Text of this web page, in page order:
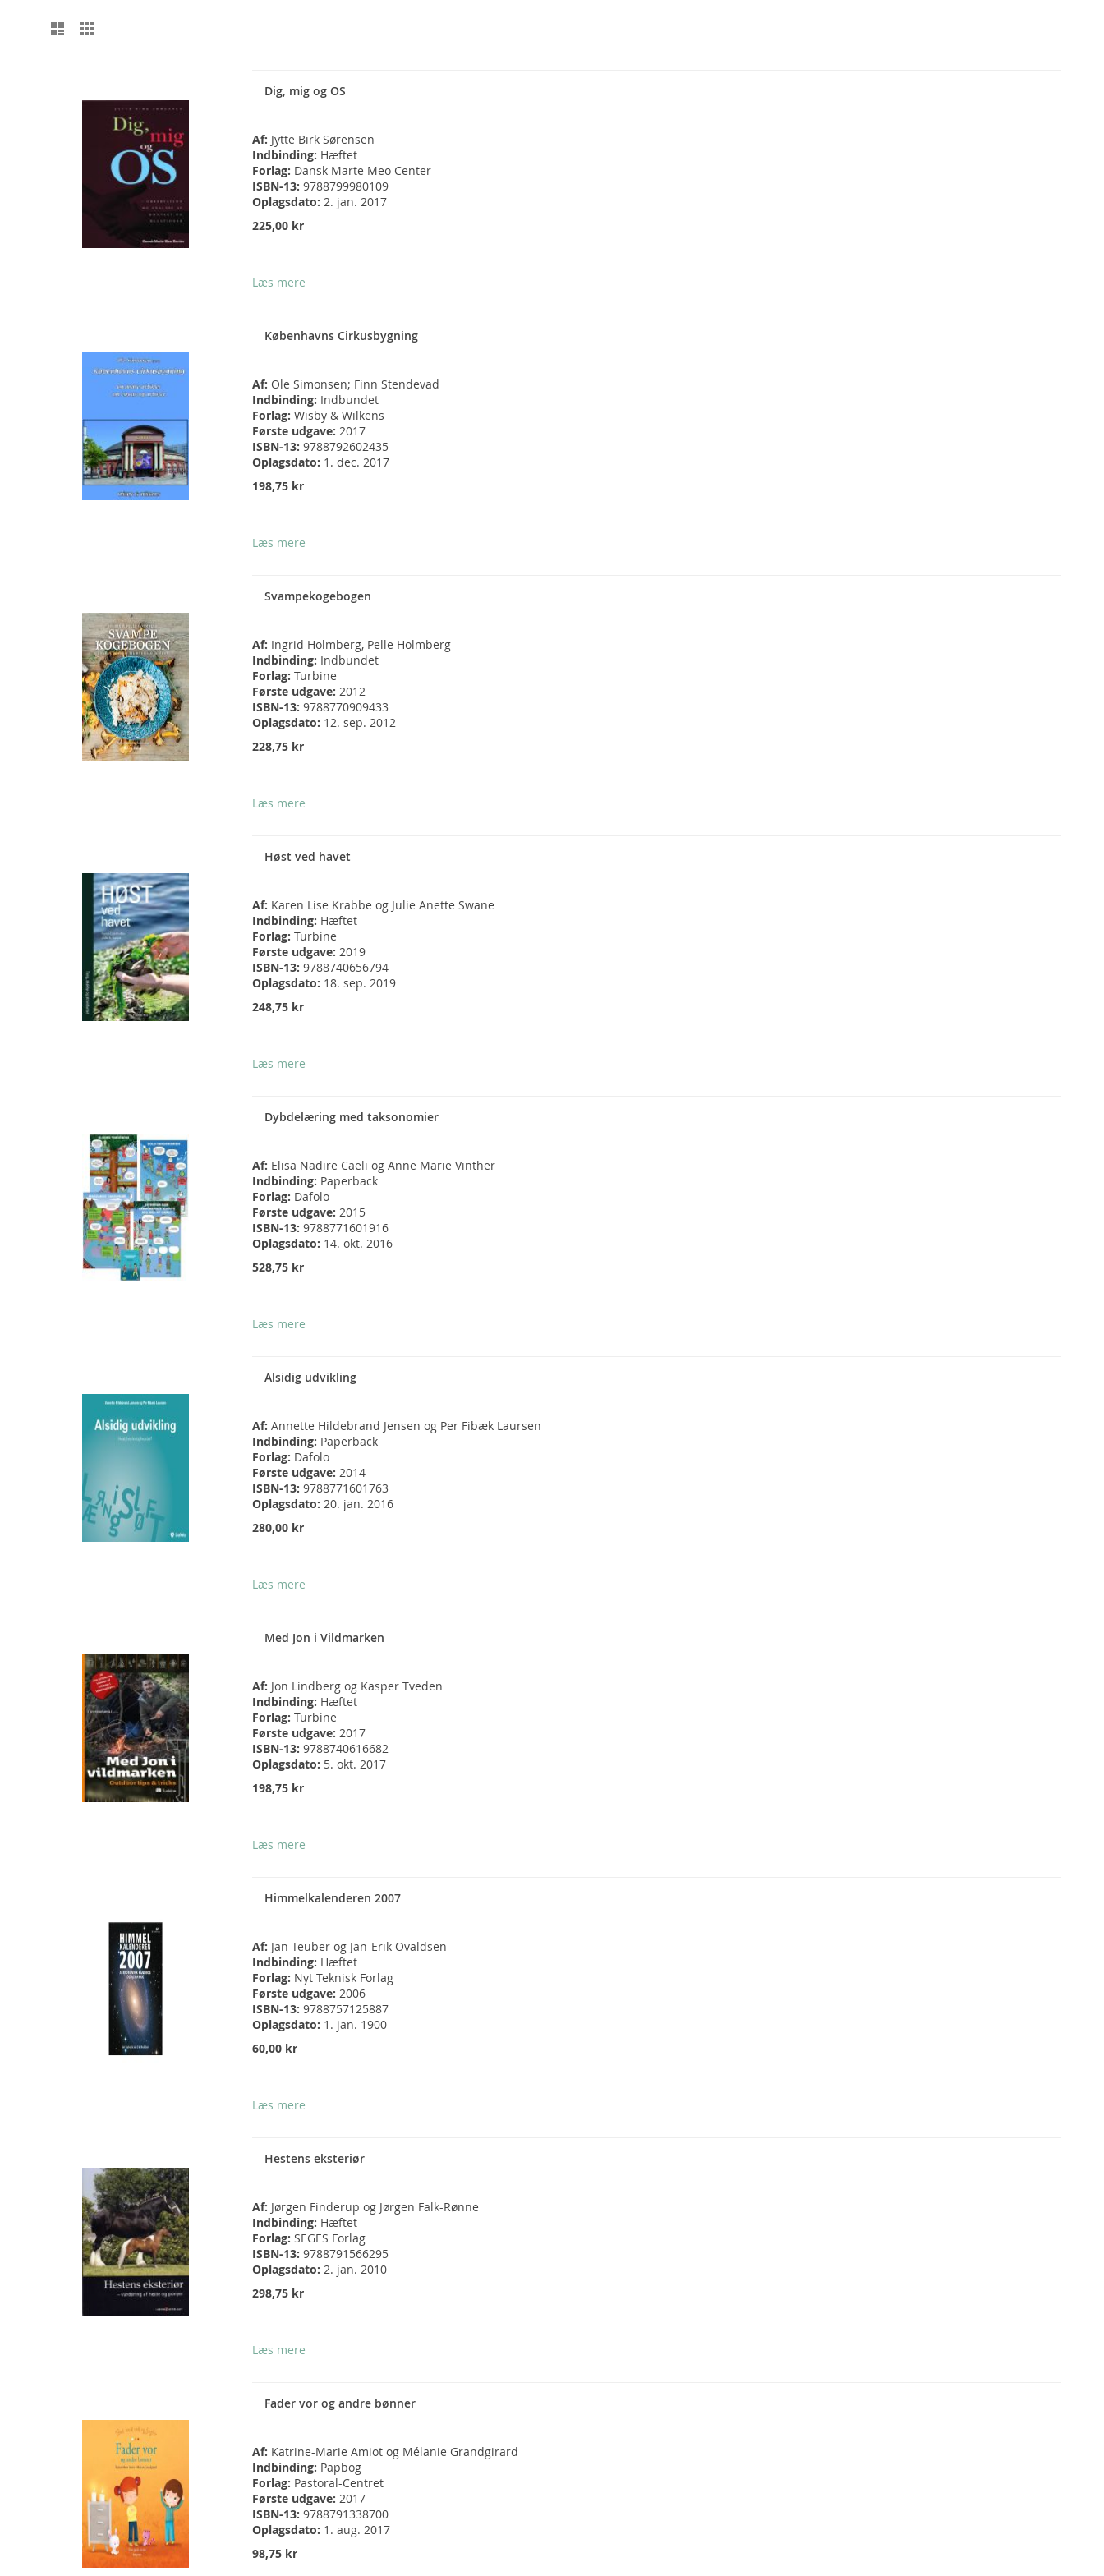
Vis
som
Liste Gitter
Dig, mig og OS
Af: Jytte Birk Sørensen
Indbinding: Hæftet
Forlag: Dansk Marte Meo Center
ISBN-13: 9788799980109
Oplagsdato: 2. jan. 2017
225,00 kr
Læs mere
Københavns Cirkusbygning
Af: Ole Simonsen; Finn Stendevad
Indbinding: Indbundet
Forlag: Wisby & Wilkens
Første udgave: 2017
ISBN-13: 9788792602435
Oplagsdato: 1. dec. 2017
198,75 kr
Læs mere
Svampekogebogen
Af: Ingrid Holmberg, Pelle Holmberg
Indbinding: Indbundet
Forlag: Turbine
Første udgave: 2012
ISBN-13: 9788770909433
Oplagsdato: 12. sep. 2012
228,75 kr
Læs mere
Høst ved havet
Af: Karen Lise Krabbe og Julie Anette Swane
Indbinding: Hæftet
Forlag: Turbine
Første udgave: 2019
ISBN-13: 9788740656794
Oplagsdato: 18. sep. 2019
248,75 kr
Læs mere
Dybdelæring med taksonomier
Af: Elisa Nadire Caeli og Anne Marie Vinther
Indbinding: Paperback
Forlag: Dafolo
Første udgave: 2015
ISBN-13: 9788771601916
Oplagsdato: 14. okt. 2016
528,75 kr
Læs mere
Alsidig udvikling
Af: Annette Hildebrand Jensen og Per Fibæk Laursen
Indbinding: Paperback
Forlag: Dafolo
Første udgave: 2014
ISBN-13: 9788771601763
Oplagsdato: 20. jan. 2016
280,00 kr
Læs mere
Med Jon i Vildmarken
Af: Jon Lindberg og Kasper Tveden
Indbinding: Hæftet
Forlag: Turbine
Første udgave: 2017
ISBN-13: 9788740616682
Oplagsdato: 5. okt. 2017
198,75 kr
Læs mere
Himmelkalenderen 2007
Af: Jan Teuber og Jan-Erik Ovaldsen
Indbinding: Hæftet
Forlag: Nyt Teknisk Forlag
Første udgave: 2006
ISBN-13: 9788757125887
Oplagsdato: 1. jan. 1900
60,00 kr
Læs mere
Hestens eksteriør
Af: Jørgen Finderup og Jørgen Falk-Rønne
Indbinding: Hæftet
Forlag: SEGES Forlag
ISBN-13: 9788791566295
Oplagsdato: 2. jan. 2010
298,75 kr
Læs mere
Fader vor og andre bønner
Af: Katrine-Marie Amiot og Mélanie Grandgirard
Indbinding: Papbog
Forlag: Pastoral-Centret
Første udgave: 2017
ISBN-13: 9788791338700
Oplagsdato: 1. aug. 2017
98,75 kr